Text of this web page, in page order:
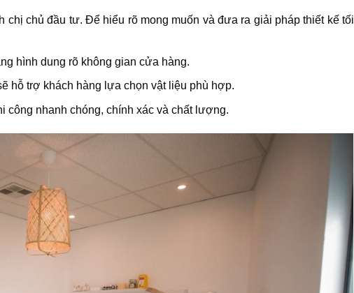
chủ đầu tư. Để hiểu rõ mong muốn và đưa ra giải pháp thiết kế tối
hình dung rõ không gian cửa hàng.
hỗ trợ khách hàng lựa chọn vật liệu phù hợp.
công nhanh chóng, chính xác và chất lượng.